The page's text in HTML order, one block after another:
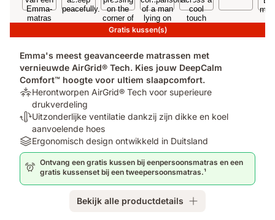
Gratis kussen(s)
Emma's meest geavanceerde matrassen met
vernieuwde AirGrid® Tech. Kies jouw DeepCalm
Comfort™ hoogte voor ultiem slaapcomfort.
Ondersteuning:
Herontworpen
AirGrid®
Tech
voor
superieure
drukverdeling
Herontworpen AirGrid® Tech voor superieure
drukverdeling
Temperatuurregulerend:
Uitzonderlijke
ventilatie
dankzij
zijn
dikke
Uitzonderlijke ventilatie dankzij zijn dikke en koel
aanvoelende hoes
Materials:
Ergonomisch
design
ontwikkeld
Ergonomisch design ontwikkeld in Duitsland
Ontvang een gratis kussen bij eenpersoonsmatras en een
gratis kussenset bij een tweepersoonsmatras.¹
Bekijk alle productdetails